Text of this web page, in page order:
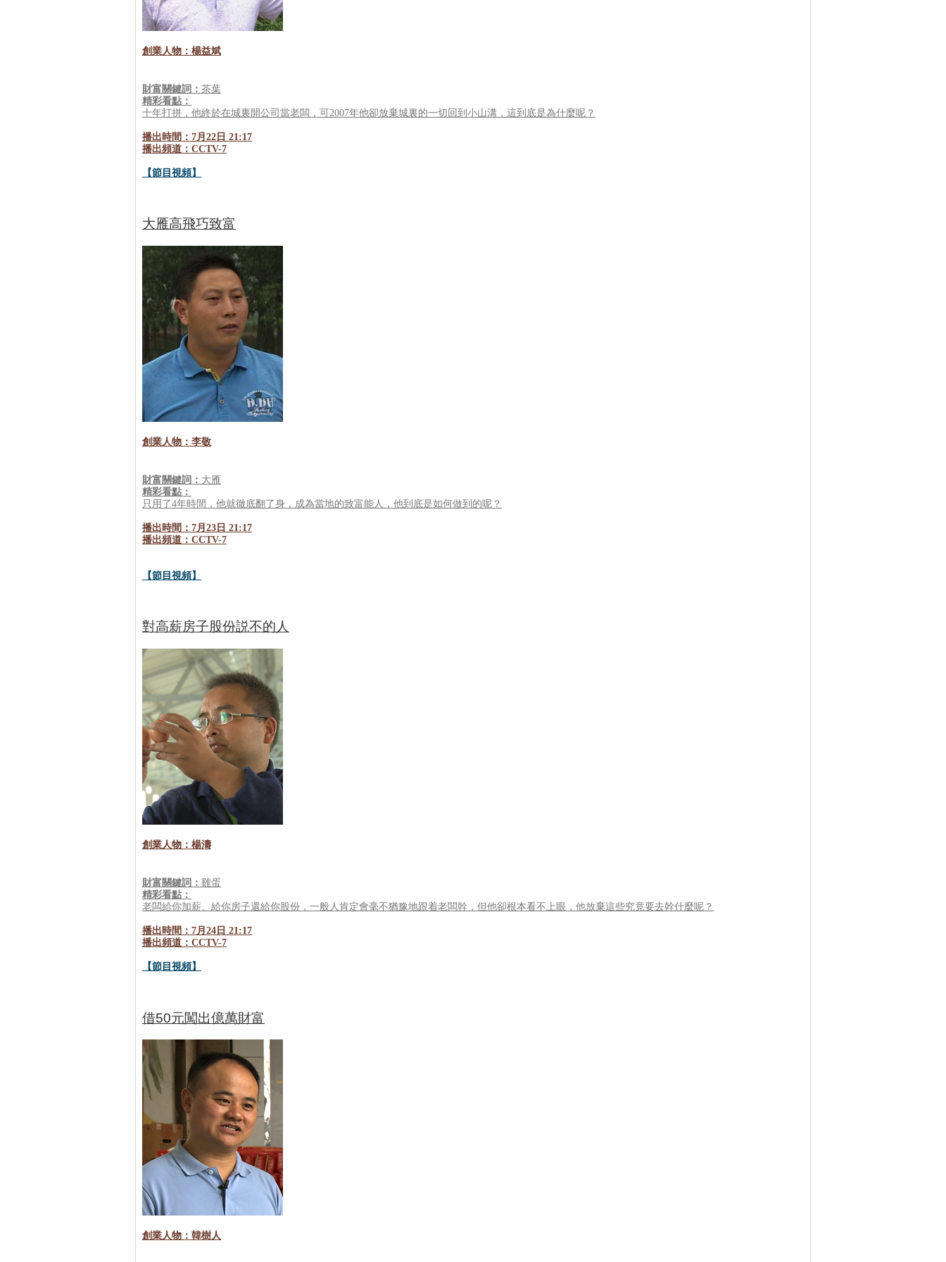
創業人物：楊益斌
財富關鍵詞： 茶葉
精彩看點：
十年打拼，他終於在城裏開公司當老闆，可2007年他卻放棄城裏的一切回到小山溝，這到底是為什麼呢？
播出時間：7月22日 21:17
播出頻道：CCTV-7
【節目視頻】
大雁高飛巧致富
創業人物：李敬
財富關鍵詞： 大雁
精彩看點：
只用了4年時間，他就徹底翻了身，成為當地的致富能人，他到底是如何做到的呢？
播出時間：7月23日 21:17
播出頻道：CCTV-7
【節目視頻】
對高薪房子股份説不的人
創業人物：楊濤
財富關鍵詞： 雞蛋
精彩看點：
老闆給你加薪、給你房子還給你股份，一般人肯定會毫不猶豫地跟着老闆幹，但他卻根本看不上眼，他放棄這些究竟要去幹什麼呢？
播出時間：7月24日 21:17
播出頻道：CCTV-7
【節目視頻】
借50元闖出億萬財富
創業人物：韓樹人